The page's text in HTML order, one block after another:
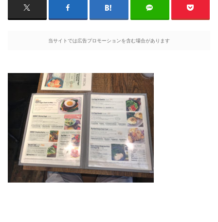
当サイトでは広告プロモーションを含む場合があります